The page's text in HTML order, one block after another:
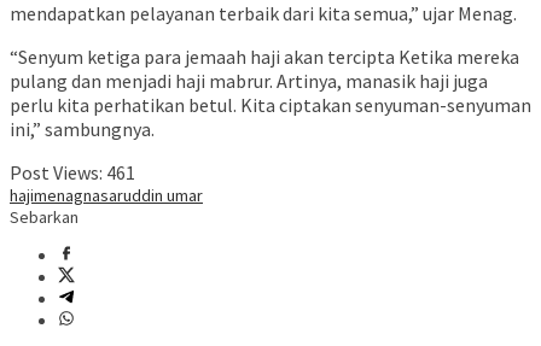
mendapatkan pelayanan terbaik dari kita semua,” ujar Menag.
“Senyum ketiga para jemaah haji akan tercipta Ketika mereka
pulang dan menjadi haji mabrur. Artinya, manasik haji juga
perlu kita perhatikan betul. Kita ciptakan senyuman-senyuman
ini,” sambungnya.
Post Views: 461
hajimenagnasaruddin umar
Sebarkan